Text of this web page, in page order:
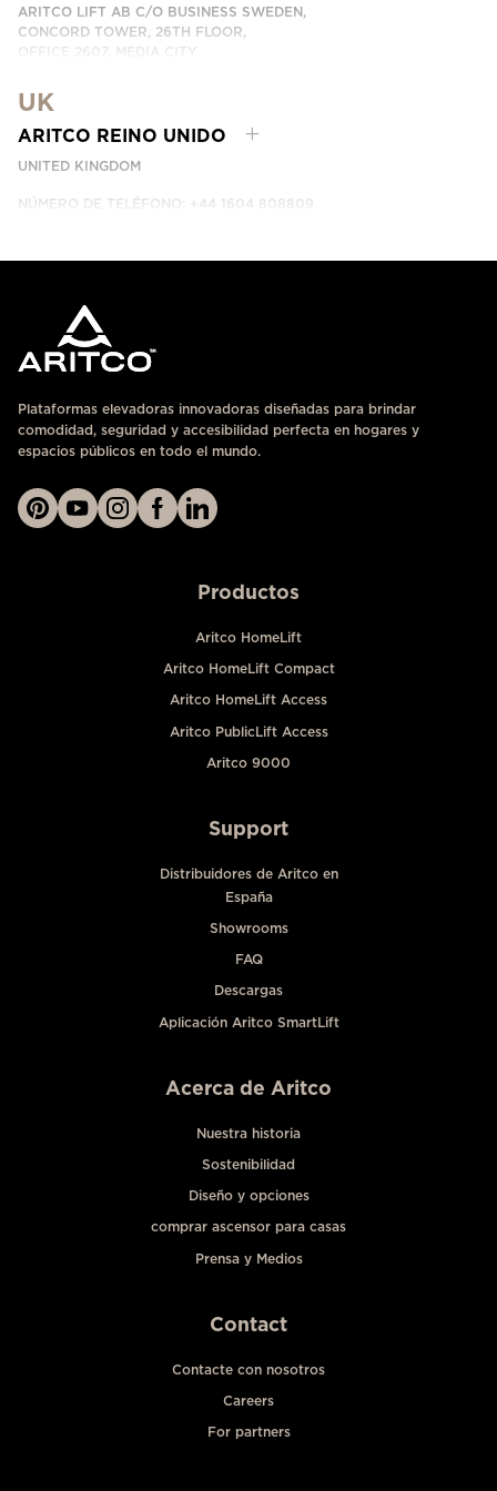
ARITCO LIFT AB C/O BUSINESS SWEDEN,
CONCORD TOWER, 26TH FLOOR,
OFFICE 2607, MEDIA CITY
CONTÁCTANOS
UK
ARITCO REINO UNIDO
UNITED KINGDOM
NÚMERO DE TELÉFONO: +44 1604 808809
Plataformas elevadoras innovadoras diseñadas para brindar
comodidad, seguridad y accesibilidad perfecta en hogares y
espacios públicos en todo el mundo.
Productos
Aritco HomeLift
Aritco HomeLift Compact
Aritco HomeLift Access
Aritco PublicLift Access
Aritco 9000
Support
Distribuidores de Aritco en
España
Showrooms
FAQ
Descargas
Aplicación Aritco SmartLift
Acerca de Aritco
Nuestra historia
Sostenibilidad
Diseño y opciones
comprar ascensor para casas
Prensa y Medios
Contact
Contacte con nosotros
Careers
For partners